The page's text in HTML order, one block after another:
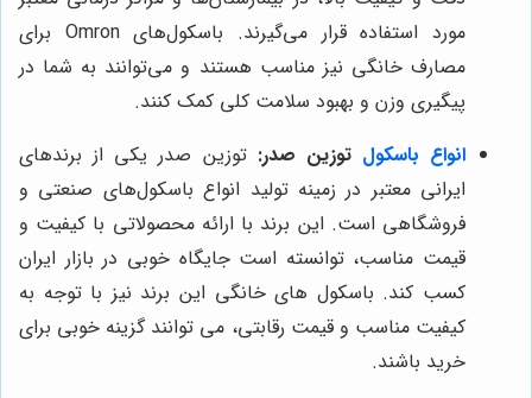
مورد استفاده قرار می‌گیرند. باسکول‌های Omron برای
مصارف خانگی نیز مناسب هستند و می‌توانند به شما در
پیگیری وزن و بهبود سلامت کلی کمک کنند.
انواع باسکول توزین صدر: توزین صدر یکی از برندهای
ایرانی معتبر در زمینه تولید انواع باسکول‌های صنعتی و
فروشگاهی است. این برند با ارائه محصولاتی با کیفیت و
قیمت مناسب، توانسته است جایگاه خوبی در بازار ایران
کسب کند. باسکول های خانگی این برند نیز با توجه به
کیفیت مناسب و قیمت رقابتی، می توانند گزینه خوبی برای
خرید باشند.